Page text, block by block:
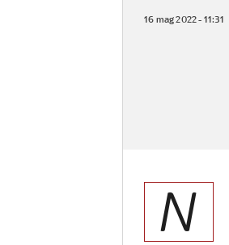
16 mag 2022 - 11:31
N